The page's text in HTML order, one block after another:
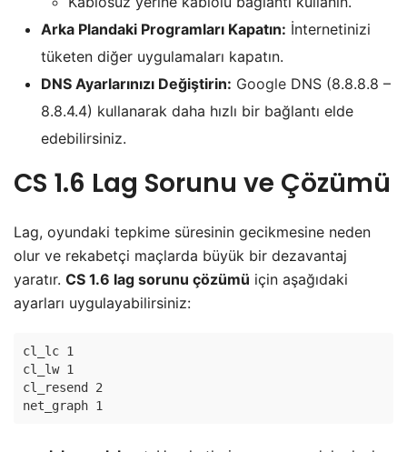
Arka Plandaki Programları Kapatın: İnternetinizi
tüketen diğer uygulamaları kapatın.
DNS Ayarlarınızı Değiştirin: Google DNS (8.8.8.8 –
8.8.4.4) kullanarak daha hızlı bir bağlantı elde
edebilirsiniz.
CS 1.6 Lag Sorunu ve Çözümü
Lag, oyundaki tepkime süresinin gecikmesine neden
olur ve rekabetçi maçlarda büyük bir dezavantaj
yaratır. CS 1.6 lag sorunu çözümü için aşağıdaki
ayarları uygulayabilirsiniz:
cl_lc 1
cl_lw 1
cl_resend 2
net_graph 1